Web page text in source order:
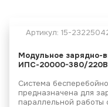
Артикул: 15-
Модульное зарядно-
ИПС-20000-380/
Система
предназначена для
параллельной